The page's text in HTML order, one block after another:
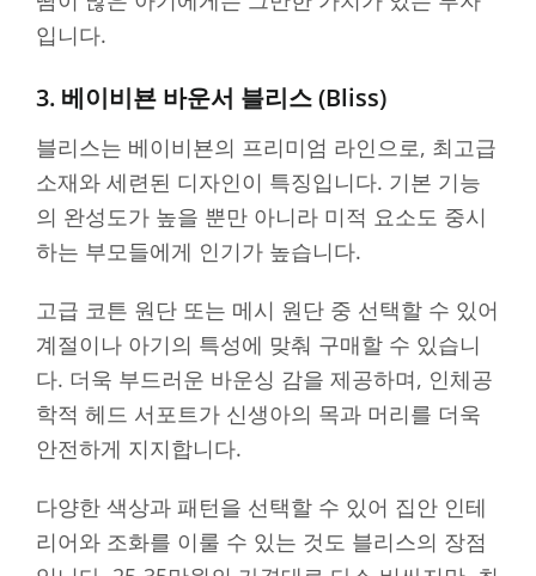
입니다.
3. 베이비뵨 바운서 블리스 (Bliss)
블리스는 베이비뵨의 프리미엄 라인으로, 최고급
소재와 세련된 디자인이 특징입니다. 기본 기능
의 완성도가 높을 뿐만 아니라 미적 요소도 중시
하는 부모들에게 인기가 높습니다.
고급 코튼 원단 또는 메시 원단 중 선택할 수 있어
계절이나 아기의 특성에 맞춰 구매할 수 있습니
다. 더욱 부드러운 바운싱 감을 제공하며, 인체공
학적 헤드 서포트가 신생아의 목과 머리를 더욱
안전하게 지지합니다.
다양한 색상과 패턴을 선택할 수 있어 집안 인테
리어와 조화를 이룰 수 있는 것도 블리스의 장점